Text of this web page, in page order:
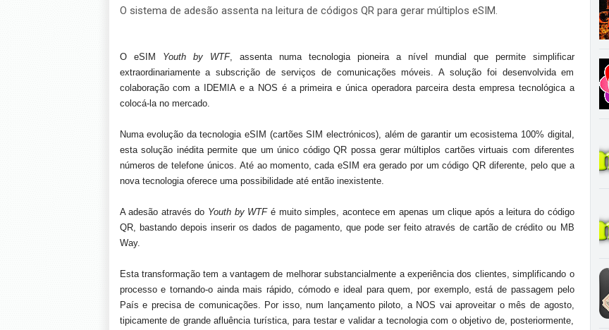
O sistema de adesão assenta na leitura de códigos QR para gerar múltiplos eSIM.
O eSIM Youth by WTF, assenta numa tecnologia pioneira a nível mundial que permite simplificar
extraordinariamente a subscrição de serviços de comunicações móveis. A solução foi desenvolvida em
colaboração com a IDEMIA e a NOS é a primeira e única operadora parceira desta empresa tecnológica a
colocá-la no mercado.
Numa evolução da tecnologia eSIM (cartões SIM electrónicos), além de garantir um ecosistema 100% digital,
esta solução inédita permite que um único código QR possa gerar múltiplos cartões virtuais com diferentes
números de telefone únicos. Até ao momento, cada eSIM era gerado por um código QR diferente, pelo que a
nova tecnologia oferece uma possibilidade até então inexistente.
A adesão através do Youth by WTFé muito simples, acontece em apenas um clique após a leitura do código
QR, bastando depois inserir os dados de pagamento, que pode ser feito através de cartão de crédito ou MB
Way.
Esta transformação tem a vantagem de melhorar substancialmente a experiência dos clientes, simplificando o
processo e tornando-o ainda mais rápido, cómodo e ideal para quem, por exemplo, está de passagem pelo
País e precisa de comunicações. Por isso, num lançamento piloto, a NOS vai aproveitar o mês de agosto,
tipicamente de grande afluência turística, para testar e validar a tecnologia com o objetivo de, posteriormente,